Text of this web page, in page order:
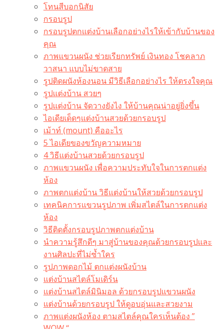
โทนสีบอกนิสัย
กรอบรูป
กรอบรูปตกแต่งบ้านเลือกอย่างไรให้เข้ากับบ้านของ
คุณ
ภาพแขวนผนัง ช่วยเรียกทรัพย์ เงินทอง โชคลาภ
วาสนา แบบไม่ขาดสาย
รูปติดผนังห้องนอน มีวิธีเลือกอย่างไร ให้ตรงใจคุณ
รูปแต่งบ้าน สวยๆ
รูปแต่งบ้าน จัดวางยังไง ให้บ้านคุณน่าอยู่ยิ่งขึ้น
ไอเดียเด็ดๆแต่งบ้านสวยด้วยกรอบรูป
เม้าท์ (mount) คืออะไร​
5 ไอเดียของขวัญความหมาย
4 วิธีแต่งบ้านสวยด้วยกรอบรูป
ภาพแขวนผนัง เพื่อความประทับใจในการตกแต่ง
ห้อง
ภาพตกแต่งบ้าน วิธีแต่งบ้านให้สวยด้วยกรอบรูป
เทคนิคการแขวนรูปภาพ เพิ่มสไตล์ในการตกแต่ง
ห้อง
วิธีติดตั้งกรอบรูปภาพตกแต่งบ้าน
นำความรู้สึกดีๆ มาสู่บ้านของคุณด้วยกรอบรูปและ
งานศิลปะที่ไม่ซ้ำใคร
รูปภาพดอกไม้ ตกแต่งผนังบ้าน
แต่งบ้านสไตล์โมเดิร์น
แต่งบ้านสไตล์มินิมอล ด้วยกรอบรูปแขวนผนัง
แต่งบ้านด้วยกรอบรูป ให้ดูอบอุ่นและสวยงาม
ภาพแต่งผนังห้อง ตามสไตล์คุณใครเห็นต้อง ”